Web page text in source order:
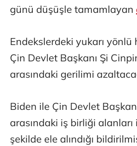
günü düşüşle tamamlayan
Endekslerdeki yukarı
Çin Devlet Başkanı Şi
arasındaki gerilimi
Biden ile Çin Devlet
arasındaki iş birliği alanları
şekilde ele alındığı